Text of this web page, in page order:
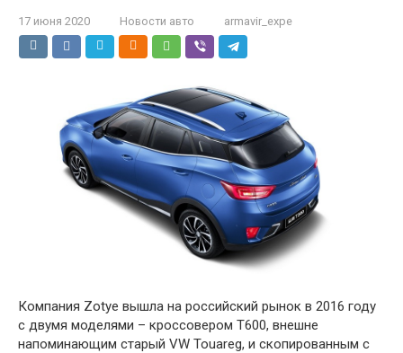
17 июня 2020 Новости авто armavir_expe
Компания Zotye вышла на российский рынок в 2016 году
с двумя моделями – кроссовером T600, внешне
напоминающим старый VW Touareg, и скопированным с